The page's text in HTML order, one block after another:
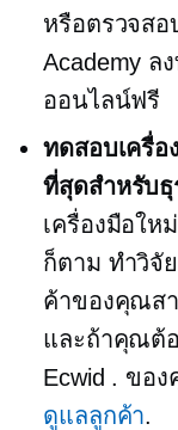
หรือตรวจสอ
Academy ล
ออนไลน์ฟรี
ทดสอบเครื่
ที่สุดสำหรับ
เครื่องมือใ
ก็ตาม ทำวิจั
ค้าของคุณส
และถ้าคุณต้อ
Ecwid . ขอ
ดูแลลูกค้า.